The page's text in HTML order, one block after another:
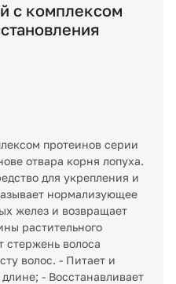
с комплексом
протеинов серии
отвара корня лопуха.
для укрепления и
нормализующее
желез и возвращает
растительного
стержень волоса
волос. - Питает и
- Восстанавливает